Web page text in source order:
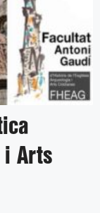
i Arts